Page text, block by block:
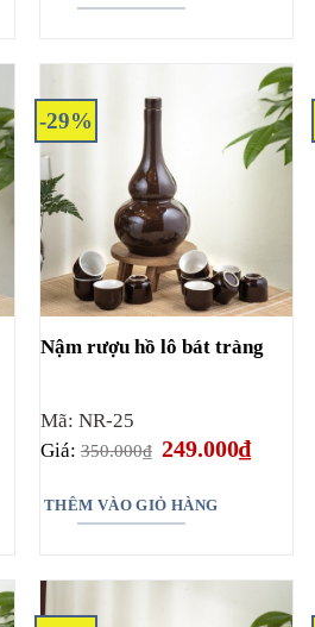
-29%
Nậm rượu hồ lô bát tràng
Mã: NR-25
Giá:350.000₫ Giá
gốc
350.000₫.
249.000₫Giá
hiện
THÊM VÀO GIỎ HÀNG